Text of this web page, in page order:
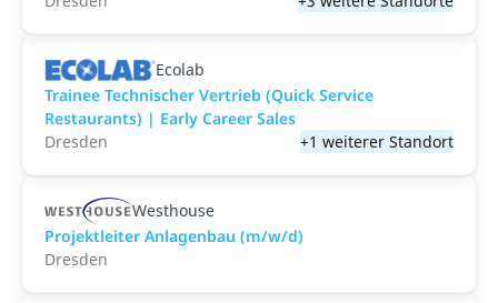
Ecolab
Trainee Technischer Vertrieb (Quick Service
Restaurants) | Early Career Sales
Dresden
+1 weiterer Standort
Westhouse
Projektleiter Anlagenbau (m/w/d)
Dresden